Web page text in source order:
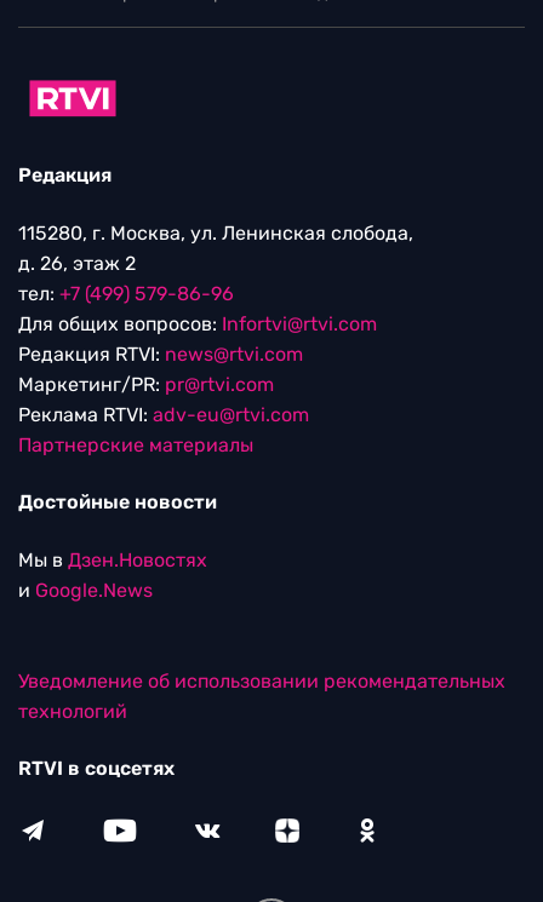
Редакция
115280, г. Москва, ул. Ленинская слобода,
д. 26, этаж 2
тел: +7 (499) 579-86-96
Для общих вопросов: Infortvi@rtvi.com
Редакция RTVI: news@rtvi.com
Маркетинг/PR: pr@rtvi.com
Реклама RTVI: adv-eu@rtvi.com
Партнерские материалы
Достойные новости
Мы в Дзен.Новостях
и Google.News
Уведомление об использовании рекомендательных
технологий
RTVI в соцсетях